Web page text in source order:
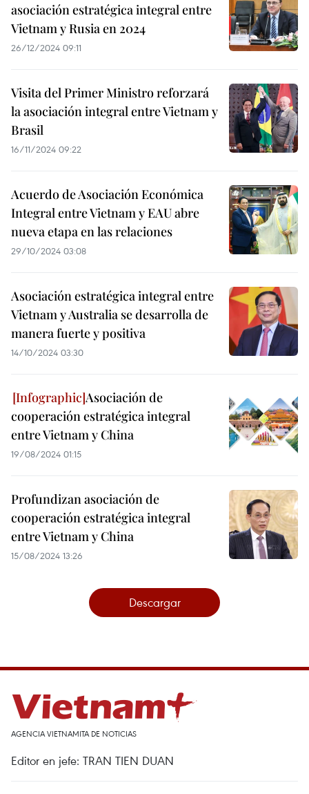
asociación estratégica integral entre
Vietnam y Rusia en 2024
26/12/2024 09:11
Visita del Primer Ministro reforzará
la asociación integral entre Vietnam y
Brasil
16/11/2024 09:22
Acuerdo de Asociación Económica
Integral entre Vietnam y EAU abre
nueva etapa en las relaciones
29/10/2024 03:08
Asociación estratégica integral entre
Vietnam y Australia se desarrolla de
manera fuerte y positiva
14/10/2024 03:30
Asociación de
cooperación estratégica integral
entre Vietnam y China
19/08/2024 01:15
Profundizan asociación de
cooperación estratégica integral
entre Vietnam y China
15/08/2024 13:26
Descargar
AGENCIA VIETNAMITA DE NOTICIAS
Editor en jefe: TRAN TIEN DUAN